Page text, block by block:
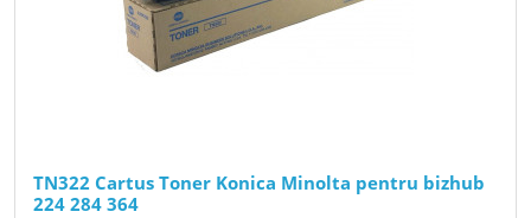
TN322 Cartus Toner Konica Minolta pentru bizhub
224 284 364